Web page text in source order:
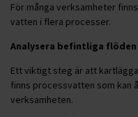
För många verksamheter
vatten i flera processer.
Analysera befintliga flöden
Ett viktigt steg är att
finns processvatten som kan
verksamheten.